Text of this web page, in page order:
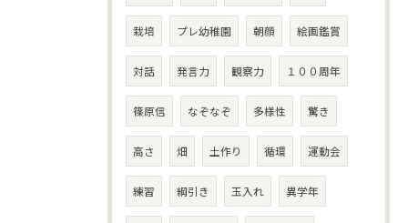
栽培 プレ幼稚園 朝顔 絵画鑑賞
対話 発言力 観察力 １００周年
篠原信 なぞなぞ 多様性 驚き
高さ 畑 土作り 循環 運動会
練習 綱引き 玉入れ 異学年